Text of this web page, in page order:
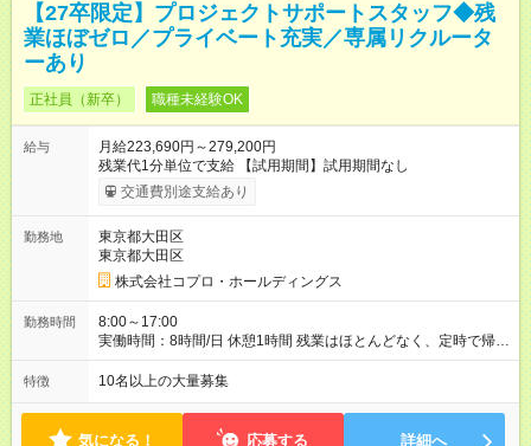
【27卒限定】プロジェクトサポートスタッフ◆残
業ほぼゼロ／プライベート充実／専属リクルータ
ーあり
正社員（新卒） 職種未経験OK
給与
月給223,690円～279,200円
残業代1分単位で支給 【試用期間】試用期間なし
交通費別途支給あり
勤務地
東京都大田区
東京都大田区
株式会社コプロ・ホールディングス
勤務時間
8:00～17:00
実働時間：8時間/日 休憩1時間 残業はほとんどなく、定時で帰れ
る日が多い働き方です。 毎日の業務は進捗管理や事務が中心な
ので、 「今日やるべき仕事」が終われば、自然と区切りをつけ
方を大切にしています。
特徴 10名以上の大量募集
気になる！ 応募する 詳細へ